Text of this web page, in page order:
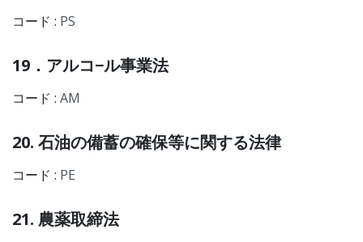
コード : PS
19．アルコ−ル事業法
コード : AM
20. 石油の備蓄の確保等に関する法律
コード : PE
21. 農薬取締法